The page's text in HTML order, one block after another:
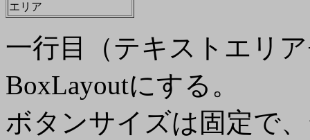
エリア
一行目（テキストエリ
BoxLayoutにする。
ボタンサイズは固定で